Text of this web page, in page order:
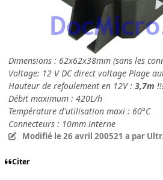
Dimensions : 62x62x38mm (sans les
Voltage: 12 V DC direct voltage Plage
Hauteur de refoulement en 12V : 3,7m
Débit maximum : 420L/h
Température d'utilisation maxi : 60°C
Connecteurs : 10mm interne
Modifié le 26 avril 200521 a par
Citer